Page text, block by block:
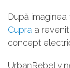
După
Cupra a
concept
UrbanRebel